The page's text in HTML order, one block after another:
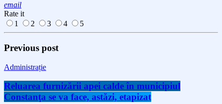
email
Rate it
1
2 3 4 5
Previous post
Administrație
Reluarea furnizării apei calde în municipiul
Constanţa se va face, astăzi, etapizat